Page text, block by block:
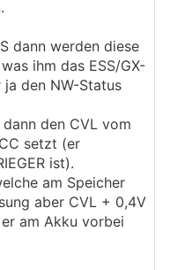
zu verhindern
Akku
😉
ich dort den
geht diese
mit BT, dann
vorherigen Post
von 57,6V
dann werden diese
ihm das ESS/GX-
den NW-Status
den CVL vom
setzt (er
ist).
am Speicher
aber CVL + 0,4V
am Akku vorbei